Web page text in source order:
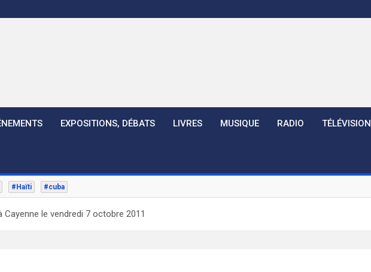
EXPOSITIONS, DÉBATS LIVRES MUSIQUE RADIO TÉLÉVISION
#Haïti #cuba
le vendredi 7 octobre 2011